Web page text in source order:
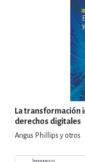
La transformación
derechos digitales
Angus Phillips y otros